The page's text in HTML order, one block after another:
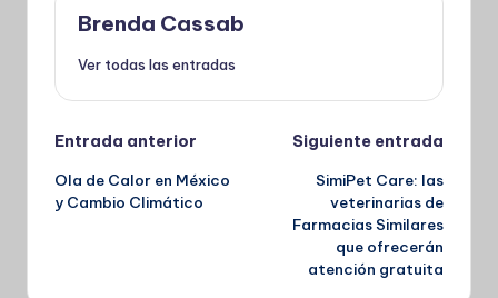
Brenda Cassab
Ver todas las entradas
Navegación
de
Entrada anterior
Ola de Calor en México
y Cambio Climático
Siguiente entrada
SimiPet Care: las
veterinarias de
Farmacias Similares
que ofrecerán
atención gratuita